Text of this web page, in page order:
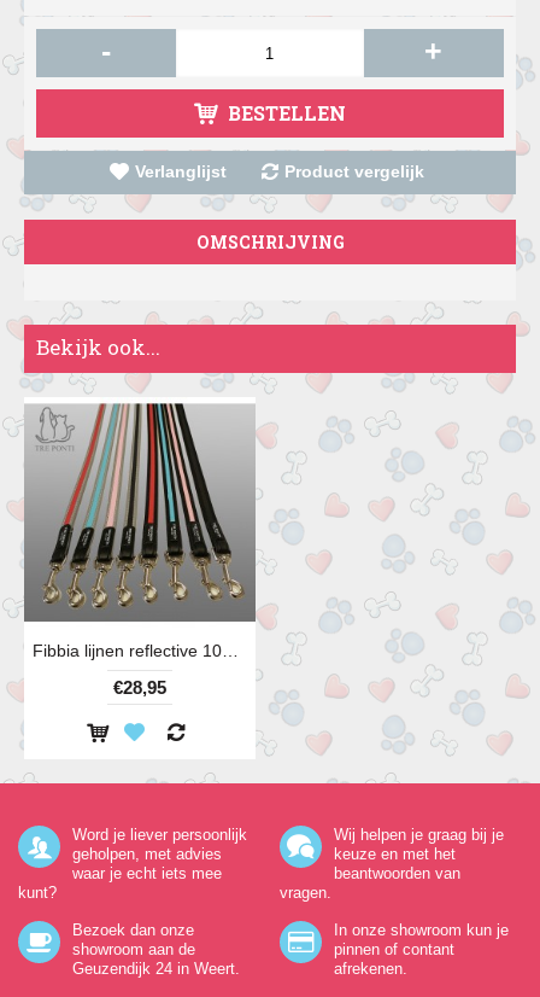
- +
BESTELLEN
Verlanglijst Product vergelijk
OMSCHRIJVING
Bekijk ook...
€28,95
Word je liever persoonlijk
geholpen, met advies
waar je echt iets mee
kunt?
Wij helpen je graag bij je
keuze en met het
beantwoorden van
vragen.
Bezoek dan onze
showroom aan de
Geuzendijk 24 in Weert.
In onze showroom kun je
pinnen of contant
afrekenen.